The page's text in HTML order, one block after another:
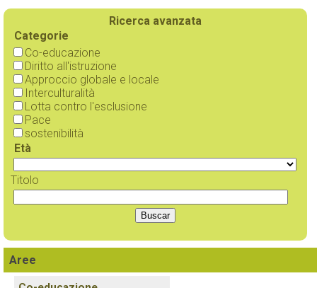
Ricerca avanzata
Categorie
Co-educazione
Diritto all'istruzione
Approccio globale e locale
Interculturalità
Lotta contro l'esclusione
Pace
sostenibilità
Età
Titolo
Aree